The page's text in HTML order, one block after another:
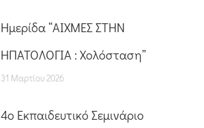
Ημερίδα “ΑΙΧΜΕΣ ΣΤΗΝ
ΗΠΑΤΟΛΟΓΙΑ : Χολόσταση”
31 Μαρτίου 2026
4ο Εκπαιδευτικό Σεμινάριο